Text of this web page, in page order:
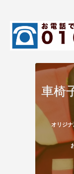
車椅
オリジ